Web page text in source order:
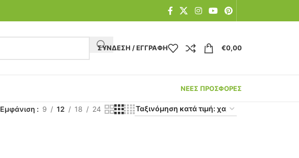
ΣΎΝΔΕΣΗ / ΕΓΓΡΑΦΉ €0,00
ΝΕΕΣ ΠΡΟΣΦΟΡΕΣ
Εμφάνιση 9 12 18 24